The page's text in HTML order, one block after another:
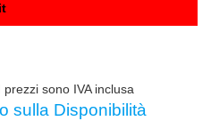
prezzi sono IVA inclusa
sulla Disponibilità